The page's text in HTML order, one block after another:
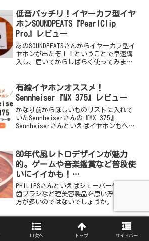
低音バッチリ！イヤーカフ型イヤ
ホンSOUNDPEATS『PearlClip
Pro』レビュー
あのSOUNDPEATSさんからイヤーカフ型イ
ヤホンが出たぞ！！ということで早速購
入し、届いてからしばらく使ってみまし
いました。ということで今回は
SOUNDPEATSさ...
有線イヤホンオススメ！
Sennheiser『MX 375』レビュー
かなり前からほしいものリストに入れて
いたSennheiserさんの『MX 375』
Sennheiserさんといえばイヤホンもヘッ
かったのですが在庫がなかったり、他の
イヤ...
80年代風レトロデザインが魅力
的。ゲームや音楽鑑賞など普段使
いにイイかも！
PHILIPS『TAH2000（RINGO)』レビ
ュー
PHILIPSさんといえばシェーバーや電動
歯ブラシなど理美容製品を思い浮かべる
方が多いのではないでしょうか。実はオ
ーディオ製品もイイものが多いのです
よ！そんなPHILIPSさんからレトロなデ
ザインのヘッドホンが出るぞ、と知り発
売日に即注文！...
ゲオで買える！コンパクトサイズ
なオープンイヤー型完全ワイヤレ
目次へ トップ サイドバー